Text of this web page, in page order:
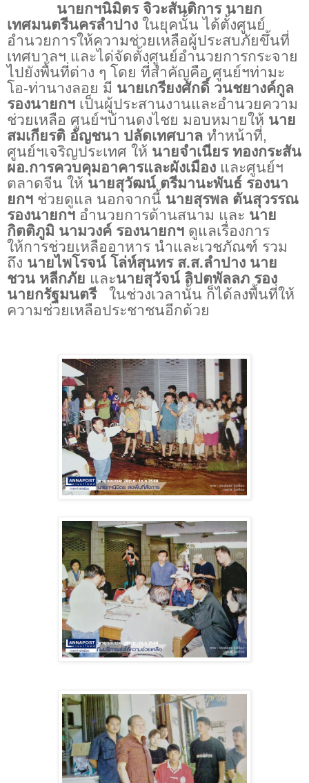
นายกฯนิมิตร จิวะสันติการ นายก
เทศมนตรีนครลำปาง ในยุคนั้น ได้ตั้งศูนย์
อำนวยการให้ความช่วยเหลือผู้ประสบภัยขึ้นที่
เทศบาลฯ และได่จัดตั้งศูนย์อำนวยการกระจาย
ไปยังพื้นที่ต่าง ๆ โดย ที่สำคัญคือ ศูนย์ฯท่ามะ
โอ-ท่านางลอย มี นายเกรียงศักดิ์ วนชยางค์กูล
รองนายกฯ เป็นผู้ประสานงานและอำนวยความ
ช่วยเหลือ ศูนย์ฯบ้านดงไชย มอบหมายให้ นาย
สมเกียรติ อัญชนา ปลัดเทศบาล ทำหน้าที่,
ศูนย์ฯเจริญประเทศ ให้ นายจำเนียร ทองกระสัน
ผอ.การควบคุมอาคารและผังเมือง และศูนย์ฯ
ตลาดจีน ให้ นายสุวัฒน์ ตรีมานะพันธ์ รองนา
ยกฯ ช่วยดูแล นอกจากนี้ นายสุรพล ตันสุวรรณ
รองนายกฯ อำนวยการด้านสนาม และ นาย
กิตติภูมิ นามวงค์ รองนายกฯ ดูแลเรื่องการ
ให้การช่วยเหลืออาหาร นำและเวชภัณฑ์ รวม
ถึง นายไพโรจน์ โล่ห์สุนทร ส.ส.ลำปาง นาย
ชวน หลีกภัย และนายสุวัจน์ ลิปตพัลลภ รอง
นายกรัฐมนตรี
ในช่วงเวลานั้น ก็ได้ลงพื้นที่ให้
ความช่วยเหลือประชาชนอีกด้วย